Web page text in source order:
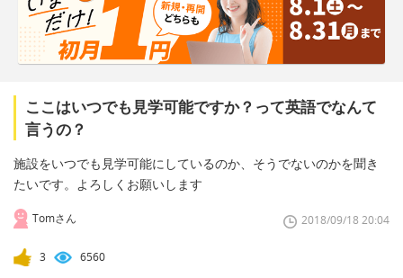
ここはいつでも見学可能ですか？って英語でなんて
言うの？
施設をいつでも見学可能にしているのか、そうでないのかを聞き
たいです。よろしくお願いします
Tomさん 2018/09/18 20:04
3 6560